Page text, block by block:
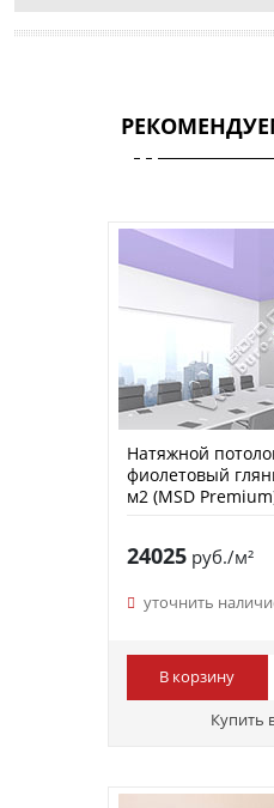
Натяжной
фиолетовый
м2 (MSD
24025руб./м²
уточнить
В корзину
Купить